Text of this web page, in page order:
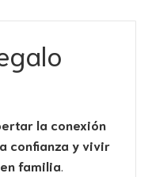
la conexión
confianza y vivir
familia.